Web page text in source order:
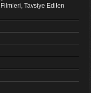
, Tavsiye Edilen